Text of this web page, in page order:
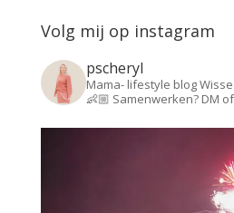
Volg mij op instagram
pscheryl
Mama- lifestyle blogWisse
👶🏼 Samenwerken? DM